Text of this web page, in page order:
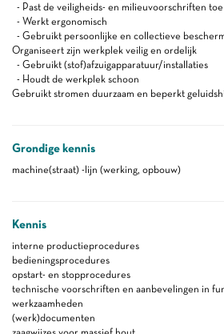
- Past de veiligheids- en milieuvoorschriften toe
- Werkt ergonomisch
- Gebruikt persoonlijke en collectieve
Organiseert zijn werkplek veilig en ordelijk
- Gebruikt (stof)afzuigapparatuur/installaties
- Houdt de werkplek schoon
Gebruikt stromen duurzaam en beperkt
Grondige kennis
machine(straat) -lijn (werking, opbouw)
Kennis
interne productieprocedures
bedieningsprocedures
opstart- en stopprocedures
technische voorschriften en aanbevelingen in
werkzaamheden
(werk)documenten